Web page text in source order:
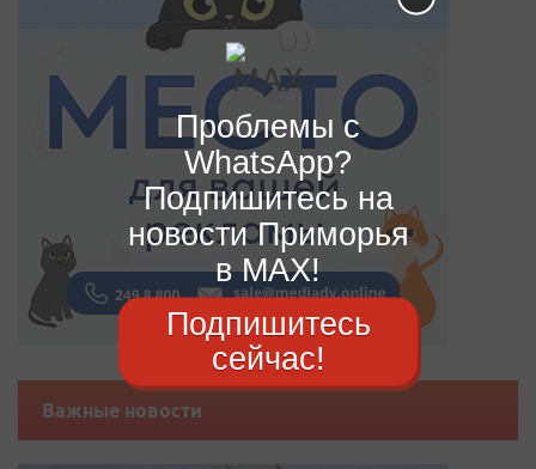
Важные новости
Проблемы с
WhatsApp?
Подпишитесь на
новости Приморья
в MAX!
Подпишитесь
сейчас!